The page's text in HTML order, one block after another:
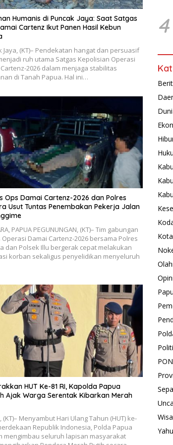
Humanis di Puncak Jaya: Saat Satgas
Cartenz Ikut Panen Hasil Kebun
Jaya, (KT)– Pendekatan hangat dan persuasif
ruh utama Satgas Kepolisian Operasi
2026 dalam menjaga stabilitas
di Tanah Papua. Hal ini…
Ops Damai Cartenz-2026 dan Polres
Usut Tuntas Penembakan Pekerja Jalan
PAPUA PEGUNUNGAN, (KT)– Tim gabungan
Operasi Damai Cartenz-2026 bersama Polres
dan Polsek Illu bergerak cepat melakukan
korban sekaligus penyelidikan menyeluruh
HUT Ke-81 RI, Kapolda Papua
Ajak Warga Serentak Kibarkan Merah
(KT)– Menyambut Hari Ulang Tahun (HUT) ke-
Republik Indonesia, Polda Papua
mengimbau seluruh lapisan masyarakat
4